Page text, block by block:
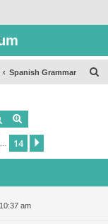
Spanish Grammar
Buscar
14
am